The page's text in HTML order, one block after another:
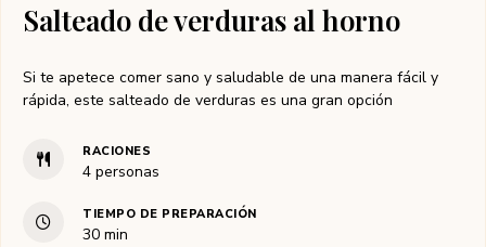
Salteado de verduras al horno
Si te apetece comer sano y saludable de una manera fácil y
rápida, este salteado de verduras es una gran opción
RACIONES
4 personas
TIEMPO DE PREPARACIÓN
30minutos
min